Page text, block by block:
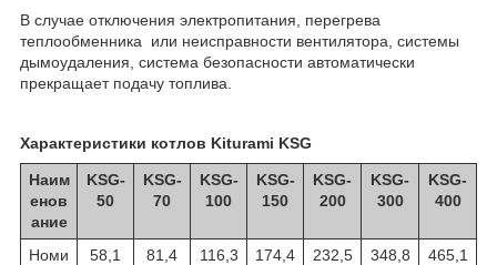
В случае отключения электропитания, перегрева
теплообменника или неисправности вентилятора, системы
дымоудаления, система безопасности автоматически
прекращает подачу топлива.
Характеристики котлов Kiturami KSG
Наим
енов
ание
KSG-
50
KSG-
70
KSG-
100
KSG-
150
KSG-
200
KSG-
300
KSG-
400
Номи
58,1 81,4 116,3 174,4 232,5 348,8 465,1